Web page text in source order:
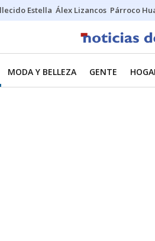
Estella Álex Lizancos Párroco
MODA Y BELLEZA GENTE